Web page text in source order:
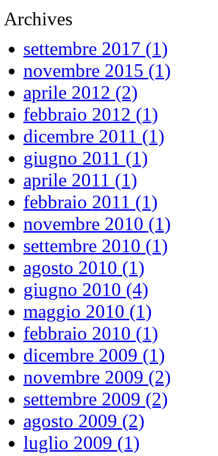
Archives
settembre 2017 (1)
novembre 2015 (1)
aprile 2012 (2)
febbraio 2012 (1)
dicembre 2011 (1)
giugno 2011 (1)
aprile 2011 (1)
febbraio 2011 (1)
novembre 2010 (1)
settembre 2010 (1)
agosto 2010 (1)
giugno 2010 (4)
maggio 2010 (1)
febbraio 2010 (1)
dicembre 2009 (1)
novembre 2009 (2)
settembre 2009 (2)
agosto 2009 (2)
luglio 2009 (1)